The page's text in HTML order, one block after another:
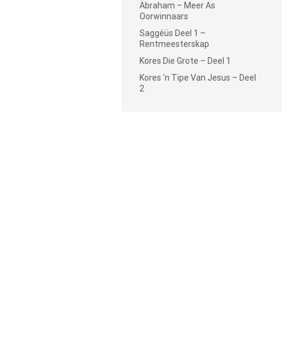
Abraham – Meer As
Oorwinnaars
Saggéüs Deel 1 –
Rentmeesterskap
Kores Die Grote – Deel 1
Kores ‘n Tipe Van Jesus – Deel
2